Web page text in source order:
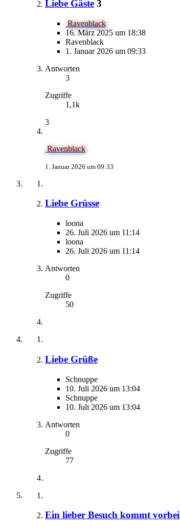
Liebe Gäste 3
Ravenblack
16. März 2025 um 18:38
Ravenblack
1. Januar 2026 um 09:33
Antworten
3
Zugriffe
1,1k
3
Ravenblack
1. Januar 2026 um 09:33
Liebe Grüsse
loona
26. Juli 2026 um 11:14
loona
26. Juli 2026 um 11:14
Antworten
0
Zugriffe
50
Liebe Grüße
Schnuppe
10. Juli 2026 um 13:04
Schnuppe
10. Juli 2026 um 13:04
Antworten
0
Zugriffe
77
Ein lieber Besuch kommt vorbei